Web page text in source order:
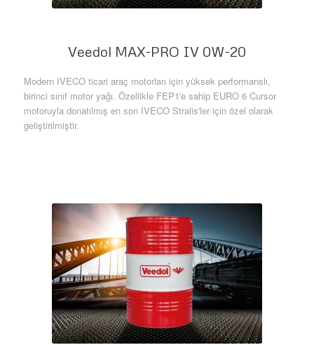
Veedol MAX-PRO IV 0W-20
Modern IVECO ticari araç motorları için yüksek performanslı,
birinci sınıf motor yağı. Özellikle FEP1'e sahip EURO 6 Cursor
motoruyla donatılmış en son IVECO Stralis'ler için özel olarak
geliştirilmiştir.